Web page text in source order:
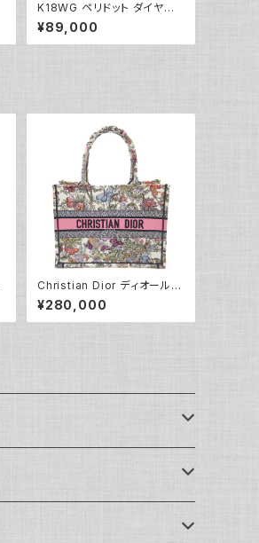
K18WG ペリドット ダイヤモ
ンド デザインリング 18金 ホ
ワイトゴールド 指輪 12号 Y0
5244
¥89,000
Christian Dior ディオール
ブックトート バッグ ミディアム
ハンドバッグ メキシコミレフィ
オリ M1296ZEBJ Y05232
¥280,000